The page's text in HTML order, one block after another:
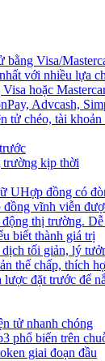
bằng Visa/
với nhiều lựa
hoặc
Advcash,
tử chéo, tài khoản
trường kịp thời
UHợp đồng có
đồng vĩnh viễn
thị trường.
biết thành giá trị
tối giản, lý
thế chấp, thích
đặt trước để
tử nhanh chóng
phổ biến trên
giai đoạn đầu